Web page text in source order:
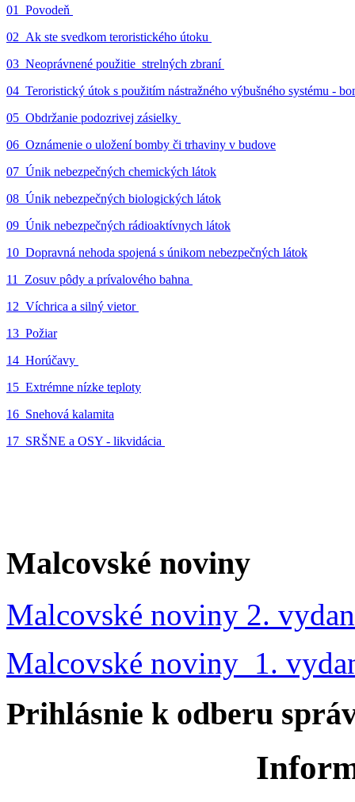
01_Povodeň
02_Ak ste svedkom teroristického útoku
03_Neoprávnené použitie strelných zbraní
04_Teroristický útok s použitím nástražného výbušného systému -
05_Obdržanie podozrivej zásielky
06_Oznámenie o uložení bomby či trhaviny v budove
07_Únik nebezpečných chemických látok
08_Únik nebezpečných biologických látok
09_Únik nebezpečných rádioaktívnych látok
10_Dopravná nehoda spojená s únikom nebezpečných látok
11_Zosuv pôdy a prívalového bahna
12_Víchrica a silný vietor
13_Požiar
14_Horúčavy
15_Extrémne nízke teploty
16_Snehová kalamita
17_SRŠNE a OSY - likvidácia
Malcovské noviny
Malcovské noviny 2.
Malcovské noviny 1.
Prihlásnie k odberu